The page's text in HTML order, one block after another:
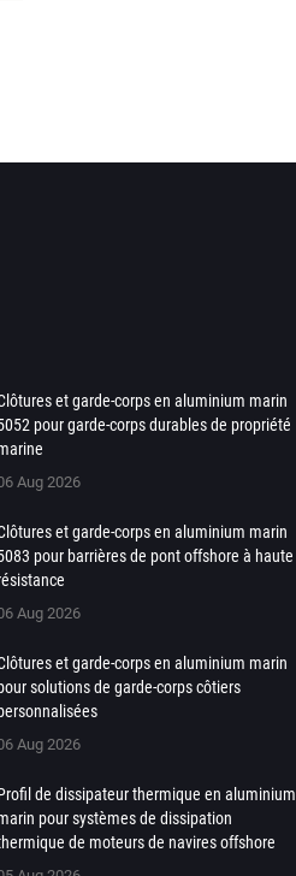
et garde-corps en aluminium marin
pour garde-corps durables de propriété
Aug 2026
et garde-corps en aluminium marin
pour barrières de pont offshore à haute
Aug 2026
et garde-corps en aluminium marin
solutions de garde-corps côtiers
Aug 2026
de dissipateur thermique en aluminium
pour systèmes de dissipation
de moteurs de navires offshore